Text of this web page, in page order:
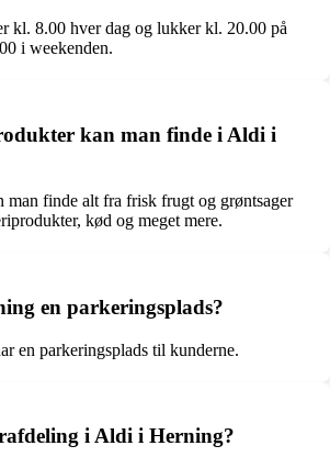
kl. 8.00 hver dag og lukker kl. 20.00 på
i weekenden.
kan man finde i Aldi i
finde alt fra frisk frugt og grøntsager
kød og meget mere.
en parkeringsplads?
en parkeringsplads til kunderne.
i Aldi i Herning?